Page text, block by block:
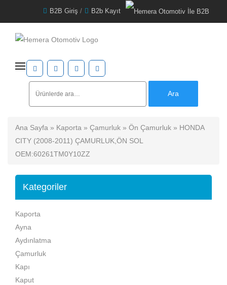
B2B Giriş / B2b Kayıt
Ara
Ana Sayfa » Kaporta » Çamurluk » Ön Çamurluk » HONDA
CITY (2008-2011) ÇAMURLUK,ÖN SOL
OEM:60261TM0Y10ZZ
Kategoriler
Kaporta
Ayna
Aydınlatma
Çamurluk
Kapı
Kaput